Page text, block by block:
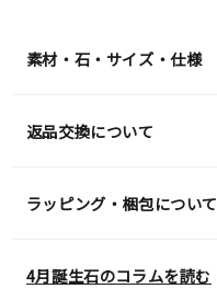
素材・石・サイズ・仕様
返品交換について
ラッピング・梱包について
4月誕生石のコラムを読む